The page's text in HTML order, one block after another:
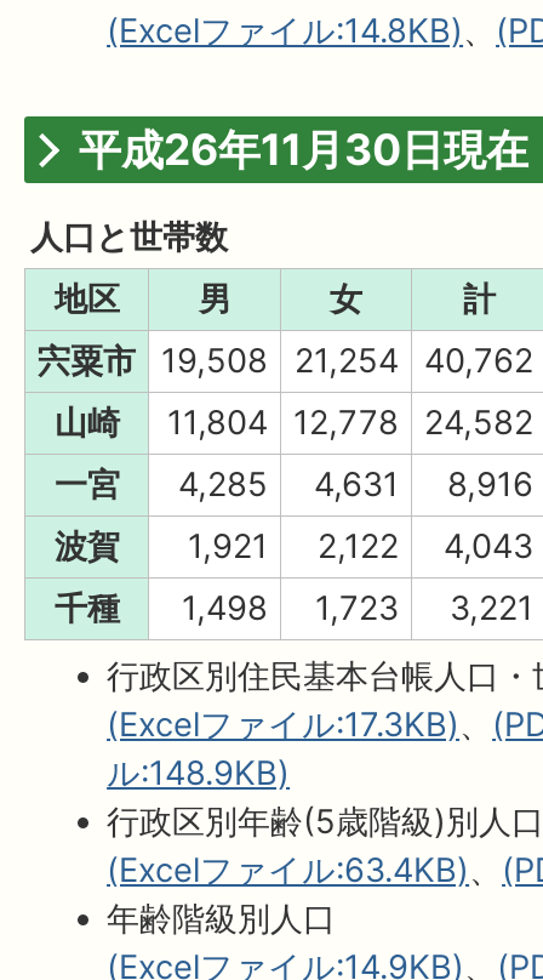
(Excelファイル:14.8KB)、
平成26年11月30日現在
人口と世帯数
地区
男 女
計
宍粟市
19,508 21,254
40,762
山崎
11,804 12,778
24,582
一宮
4,285 4,631
8,916
波賀
1,921 2,122
4,043
千種
1,498 1,723
3,221
行政区別住民基本台帳人口・
(Excelファイル:17.3KB)、
ル:148.9KB)
行政区別年齢(5歳階級)別人
(Excelファイル:63.4KB)、
年齢階級別人口
(Excelファイル:14.9KB)、